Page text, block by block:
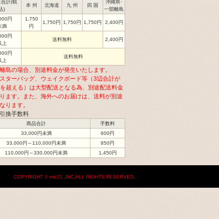
計(税
)
本 州 北海道 九 州 四 国
沖縄県･
一部離島
円
満
1,750
円
1,750円 1,750円 1,750円 2,400円
円
上
送料無料 2,400円
円
上
送料無料
島の場合、別途料金が発生いたします。
ターバッグ、ウェイクボード等（3辺合計が
超える）は大型配送となる為、別途配送料金
ます。また、海外へのお届けは、送料が別途
ります。
換手数料
商品合計
手数料
33,000円未満
600円
33,000円～110,000円未満
850円
110,000円～330,000円未満
1,450円
COPYRIGHT © mic21 ,INC.ALL RIGHTS RESERVED.